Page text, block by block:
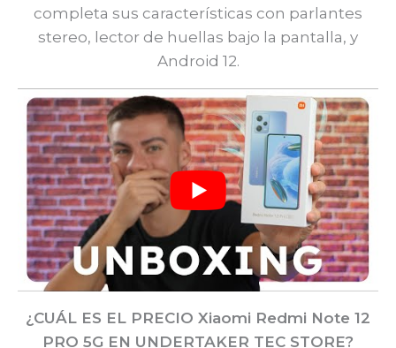
completa sus características con parlantes
stereo, lector de huellas bajo la pantalla, y
Android 12.
¿CUÁL ES EL PRECIO Xiaomi Redmi Note 12
PRO 5G EN UNDERTAKER TEC STORE?